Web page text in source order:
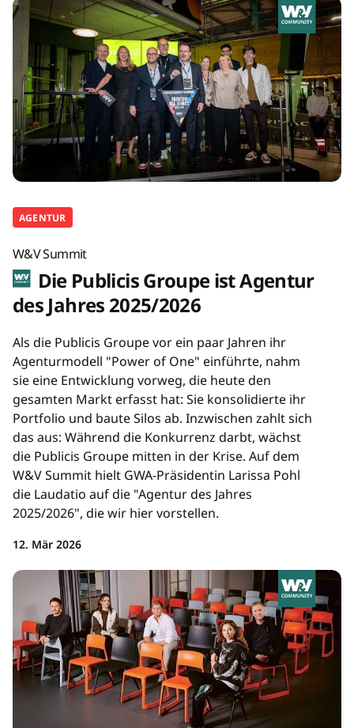
AGENTUR
W&V Summit
Die Publicis Groupe ist Agentur
des Jahres 2025/2026
Als die Publicis Groupe vor ein paar Jahren ihr
Agenturmodell "Power of One" einführte, nahm
sie eine Entwicklung vorweg, die heute den
gesamten Markt erfasst hat: Sie konsolidierte ihr
Portfolio und baute Silos ab. Inzwischen zahlt sich
das aus: Während die Konkurrenz darbt, wächst
die Publicis Groupe mitten in der Krise. Auf dem
W&V Summit hielt GWA-Präsidentin Larissa Pohl
die Laudatio auf die "Agentur des Jahres
2025/2026", die wir hier vorstellen.
12. Mär 2026